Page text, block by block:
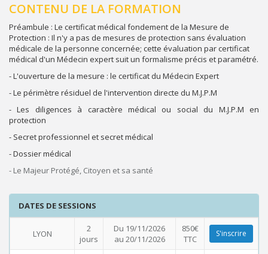
CONTENU DE LA FORMATION
Préambule : Le certificat médical fondement de la Mesure de
Protection : Il n'y a pas de mesures de protection sans évaluation
médicale de la personne concernée; cette évaluation par certificat
médical d'un Médecin expert suit un formalisme précis et paramétré.
- L'ouverture de la mesure : le certificat du Médecin Expert
- Le périmètre résiduel de l'intervention directe du M.J.P.M
- Les diligences à caractère médical ou social du M.J.P.M en
protection
- Secret professionnel et secret médical
- Dossier médical
- Le Majeur Protégé, Citoyen et sa santé
DATES DE SESSIONS
LYON
2
jours
Du 19/11/2026
au 20/11/2026
850€
TTC
S'inscrire